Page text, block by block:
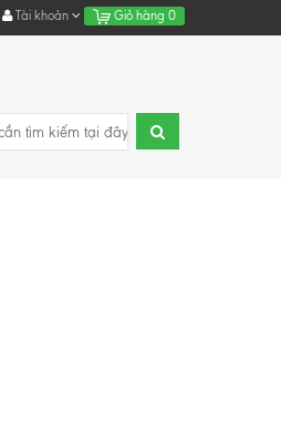
Tài khoản Giỏ hàng 0